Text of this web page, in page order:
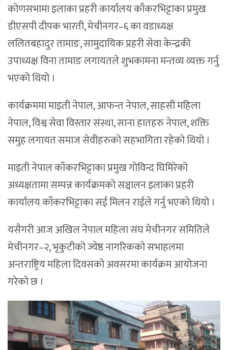
कोणसभामा इलाका प्रहरी कार्यालय काँकरभिट्टाका प्रमुख
डीएसपी दीपक भारती, मेचीनगर–६ का वडाध्यक्ष
ललितबहादुर तामाङ, सामुदायिक प्रहरी सेवा केन्द्रकी
उपाध्यक्ष विना तामाङ लगायतले शुभकामना मन्तव्य व्यक्त गर्नु
भएको थियो ।
कार्यक्रममा माइती नेपाल, आफन्त नेपाल, साहसी महिला
नेपाल, विश्व सेवा विस्तार संस्था, साना हातहरु नेपाल, शक्ति
समुह लगायत समाज सेवीहरुको सहभागिता रहेको थियो ।
माइती नेपाल काँकरभिट्टाका प्रमुख गोविन्द घिमिरेको
अध्यक्षतामा सम्पन्न कार्यक्रमको सञ्चालन इलाका प्रहरी
कार्यालय काँकरभिट्टाका सई मिलन राईले गर्नु भएको थियो ।
यसैगरी आज अखिल नेपाल महिला संघ मेचीनगर समितिले
मेचीनगर–२, भृकुटीको ज्येष्ठ नागरिकको सभाहलमा
अन्तराष्ट्रिय महिला दिवसको अवसरमा कार्यक्रम आयोजना
गरेको छ ।